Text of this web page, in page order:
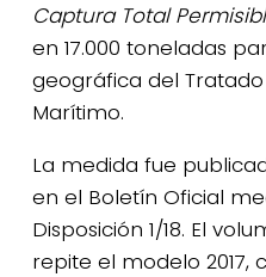
Captura Total
en 17.000 toneladas
geográfica del
Marítimo.
La medida fue
en el Boletín Oficial
Disposición 1/18. El
repite el modelo 2017,